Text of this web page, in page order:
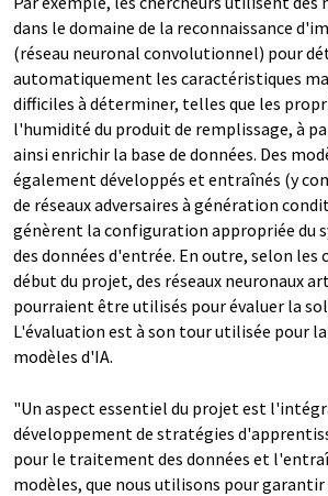
dans le domaine de la reconnaissance
(réseau neuronal convolutionnel) pour
automatiquement les caractéristiques
difficiles à déterminer, telles que les
l'humidité du produit de remplissage, à
ainsi enrichir la base de données. Des
également développés et entraînés (y
de réseaux adversaires à génération
génèrent la configuration appropriée du
des données d'entrée. En outre, selon les
début du projet, des réseaux neuronaux
pourraient être utilisés pour évaluer la
L'évaluation est à son tour utilisée pour
modèles d'IA.
"Un aspect essentiel du projet est
développement de stratégies
pour le traitement des données et
modèles, que nous utilisons pour